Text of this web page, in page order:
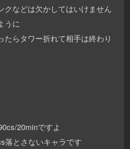
クなどは欠かしてはいけません
うに
らタワー折れて相手は終わり
20minですよ
落とさないキャラです